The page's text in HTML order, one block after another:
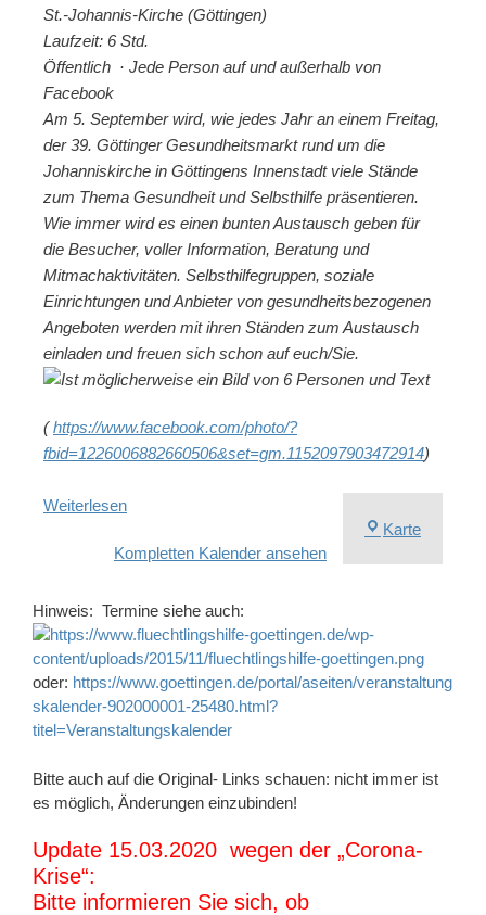
St.-Johannis-Kirche (Göttingen)
Laufzeit: 6 Std.
Öffentlich · Jede Person auf und außerhalb von
Facebook
Am 5. September wird, wie jedes Jahr an einem Freitag,
der 39. Göttinger Gesundheitsmarkt rund um die
Johanniskirche in Göttingens Innenstadt viele Stände
zum Thema Gesundheit und Selbsthilfe präsentieren.
Wie immer wird es einen bunten Austausch geben für
die Besucher, voller Information, Beratung und
Mitmachaktivitäten. Selbsthilfegruppen, soziale
Einrichtungen und Anbieter von gesundheitsbezogenen
Angeboten werden mit ihren Ständen zum Austausch
einladen und freuen sich schon auf euch/Sie.
(https://www.facebook.com/photo/?
fbid=1226006882660506&set=gm.1152097903472914)
Karte
Weiterlesen
Kompletten Kalender ansehen
Hinweis: Termine siehe auch:
oder: https://www.goettingen.de/portal/aseiten/veranstaltung
skalender-902000001-25480.html?
titel=Veranstaltungskalender
Bitte auch auf die Original- Links schauen: nicht immer ist
es möglich, Änderungen einzubinden!
Update 15.03.2020 wegen der „Corona-
Krise“:
Bitte informieren Sie sich, ob